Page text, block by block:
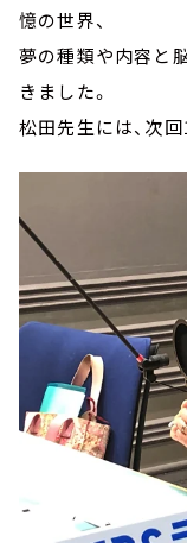
憶の世界、
夢の種類や内容と
きました。
松田先生には、次